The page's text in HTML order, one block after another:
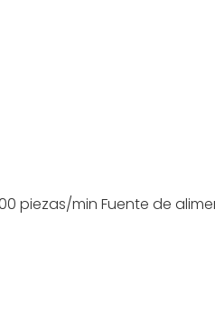
piezas/min Fuente de